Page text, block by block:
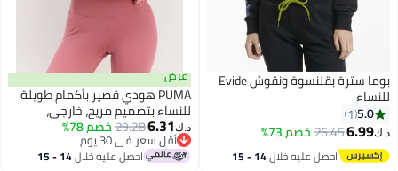
بوما سترة بقلنسوة ونقوش Evide
للنساء
5.0
1
د.ك‏6.99
26.45خصم 73%
احصل عليه خلال 14 - 15
عرض
PUMA هودي قصير بأكمام طويلة
للنساء بتصميم مريح، خارجي،
كلاسيكي، أسود
د.ك‏6.31
29.28خصم 78%
أقل سعر في 30 يوم
أقل سعر في 30 يوماحصل عليه خلال 14 - 15